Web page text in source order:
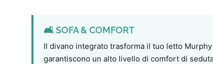
🛋️ SOFA & COMFORT
Il divano integrato trasforma il tuo letto
garantiscono un alto livello di comfort di